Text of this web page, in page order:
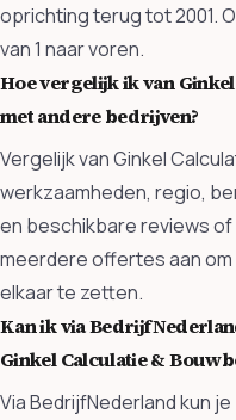
oprichting terug tot 2001.
van 1 naar voren.
Hoe vergelijk ik van
met andere bedrijven?
Vergelijk van Ginkel
werkzaamheden, regio,
en beschikbare reviews
meerdere offertes aan
elkaar te zetten.
Kan ik via
Ginkel Calculatie &
Via BedrijfNederland kun